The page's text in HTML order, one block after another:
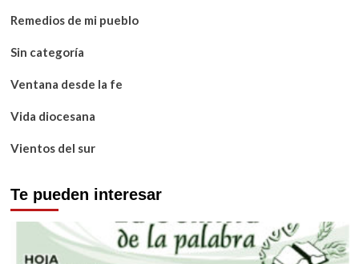
Remedios de mi pueblo
Sin categoría
Ventana desde la fe
Vida diocesana
Vientos del sur
Te pueden interesar